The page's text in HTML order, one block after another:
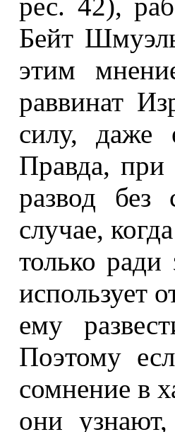
Бейт
этим
раввинат
силу, даже
Правда,
развод без
случае,
только ради
использует
ему
Поэтому
сомнение в
они